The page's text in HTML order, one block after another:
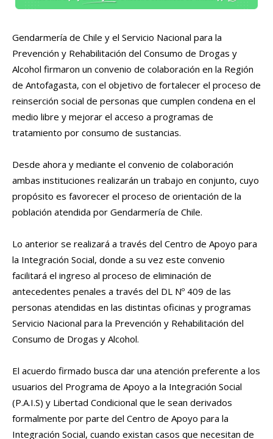
Gendarmería de Chile y el Servicio Nacional para la
Prevención y Rehabilitación del Consumo de Drogas y
Alcohol firmaron un convenio de colaboración en la Región
de Antofagasta, con el objetivo de fortalecer el proceso de
reinserción social de personas que cumplen condena en el
medio libre y mejorar el acceso a programas de
tratamiento por consumo de sustancias.
Desde ahora y mediante el convenio de colaboración
ambas instituciones realizarán un trabajo en conjunto, cuyo
propósito es favorecer el proceso de orientación de la
población atendida por Gendarmería de Chile.
Lo anterior se realizará a través del Centro de Apoyo para
la Integración Social, donde a su vez este convenio
facilitará el ingreso al proceso de eliminación de
antecedentes penales a través del DL Nº 409 de las
personas atendidas en las distintas oficinas y programas
Servicio Nacional para la Prevención y Rehabilitación del
Consumo de Drogas y Alcohol.
El acuerdo firmado busca dar una atención preferente a los
usuarios del Programa de Apoyo a la Integración Social
(P.A.I.S) y Libertad Condicional que le sean derivados
formalmente por parte del Centro de Apoyo para la
Integración Social, cuando existan casos que necesitan de